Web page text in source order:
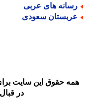
های عربی
سعودی
حقوق این سایت
در قبال